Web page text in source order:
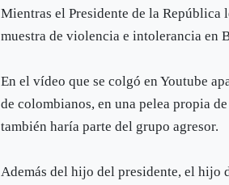
Mientras el Presidente de la República
muestra de violencia e intolerancia en
En el vídeo que se colgó en Youtube
de colombianos, en una pelea propia
también haría parte del grupo agresor.
Además del hijo del presidente, el hijo